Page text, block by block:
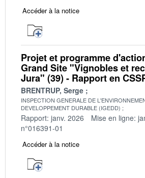
Accéder à la notice
Projet et programme
Grand Site "Vignobles et
Jura" (39) - Rapport en
BRENTRUP, Serge
INSPECTION GENERALE DE
DEVELOPPEMENT DURABLE (IGEDD)
Rapport: janv. 2026 Mise en ligne:
n°016391-01
Accéder à la notice